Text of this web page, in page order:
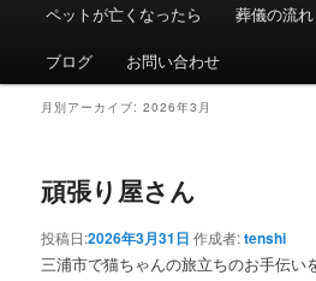
ペットが亡くなったら 葬儀の流れ
ブログ お問い合わせ
月別アーカイブ:2026年3月
頑張り屋さん
投稿日:2026年3月31日 作成者:tenshi
三浦市で猫ちゃんの旅立ちのお手伝い